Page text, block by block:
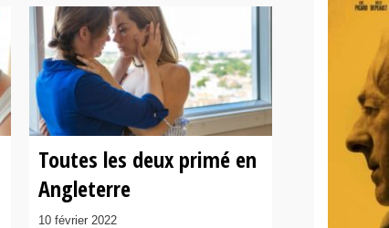
Toutes les deux primé en
Angleterre
10 février 2022